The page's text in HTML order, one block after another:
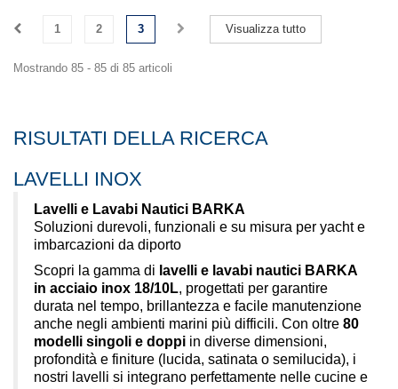
Visualizza tutto
1 2 3
Mostrando 85 - 85 di 85 articoli
RISULTATI DELLA RICERCA
LAVELLI INOX
Lavelli e Lavabi Nautici BARKA
Soluzioni durevoli, funzionali e su misura per yacht e
imbarcazioni da diporto
Scopri la gamma di lavelli e lavabi nautici BARKA
in acciaio inox 18/10L, progettati per garantire
durata nel tempo, brillantezza e facile manutenzione
anche negli ambienti marini più difficili. Con oltre 80
modelli singoli e doppi in diverse dimensioni,
profondità e finiture (lucida, satinata o semilucida), i
nostri lavelli si integrano perfettamente nelle cucine e